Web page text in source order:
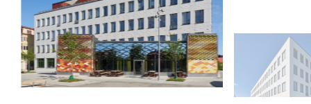
Meistä
Palvelut
Inspiraatio
Kestävä kehitys